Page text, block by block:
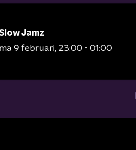
Jamz
ma 9 februari 23:00 - 01:00